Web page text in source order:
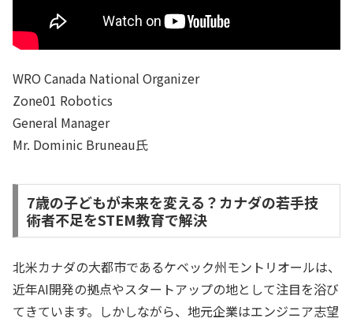
WRO Canada National Organizer
Zone01 Robotics
General Manager
Mr. Dominic Bruneau氏
7歳の子どもが未来を変える？カナダの若手技
術者不足をSTEM教育で解決
北米カナダの大都市であるケベック州モントリオールは、
近年AI開発の拠点やスタートアップの地として注目を浴び
てきています。しかしながら、地元企業はエンジニア志望